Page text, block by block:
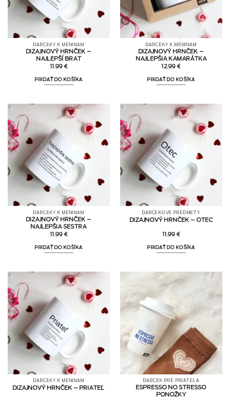
DARČEKY K MENINÁM
DIZAJNOVÝ HRNČEK –
NAJLEPŠÍ BRAT
11.99 €
PRIDAŤ DO KOŠÍKA
DARČEKY K MENINÁM
DIZAJNOVÝ HRNČEK –
NAJLEPŠIA KAMARÁTKA
12.99 €
PRIDAŤ DO KOŠÍKA
DARČEKY K MENINÁM
DIZAJNOVÝ HRNČEK –
NAJLEPŠIA SESTRA
11.99 €
PRIDAŤ DO KOŠÍKA
DARČEKOVÉ PREDMETY
DIZAJNOVÝ HRNČEK – OTEC
11.99 €
PRIDAŤ DO KOŠÍKA
DARČEKY K MENINÁM
DIZAJNOVÝ HRNČEK – PRIATEĽ
DARČEK PRE PRIATEĽA
ESPRESSO NO STRESSO
PONOŽKY